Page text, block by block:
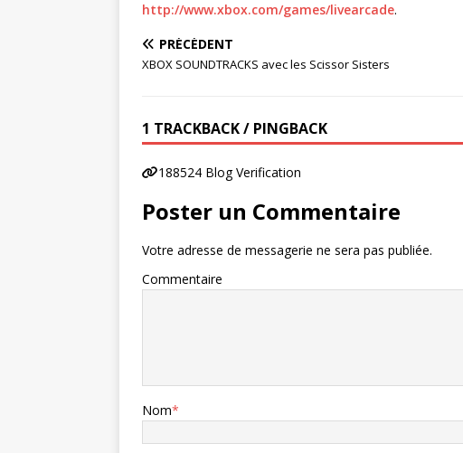
http://www.xbox.com/games/livearcade.
PRÉCÉDENT
XBOX SOUNDTRACKS avec les Scissor Sisters
1 TRACKBACK / PINGBACK
188524 Blog Verification
Poster un Commentaire
Votre adresse de messagerie ne sera pas publiée.
Commentaire
Nom*